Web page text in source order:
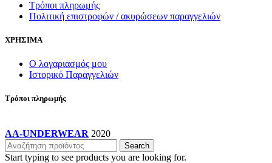
Τρόποι πληρωμής
Πολιτική επιστροφών / ακυρώσεων παραγγελιών
ΧΡΗΣΙΜΑ
Ο λογαριασμός μου
Ιστορικό Παραγγελιών
Τρόποι πληρωμής
AA-UNDERWEAR 2020
Search
Start typing to see products you are looking for.